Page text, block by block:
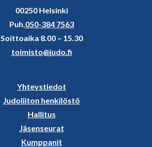
00250 Helsinki
Puh.050-384 7563
Soittoaika 8.00 – 15.30
toimisto@judo.fi
Yhteystiedot
Judoliiton henkilöstö
Hallitus
Jäsenseurat
Kumppanit